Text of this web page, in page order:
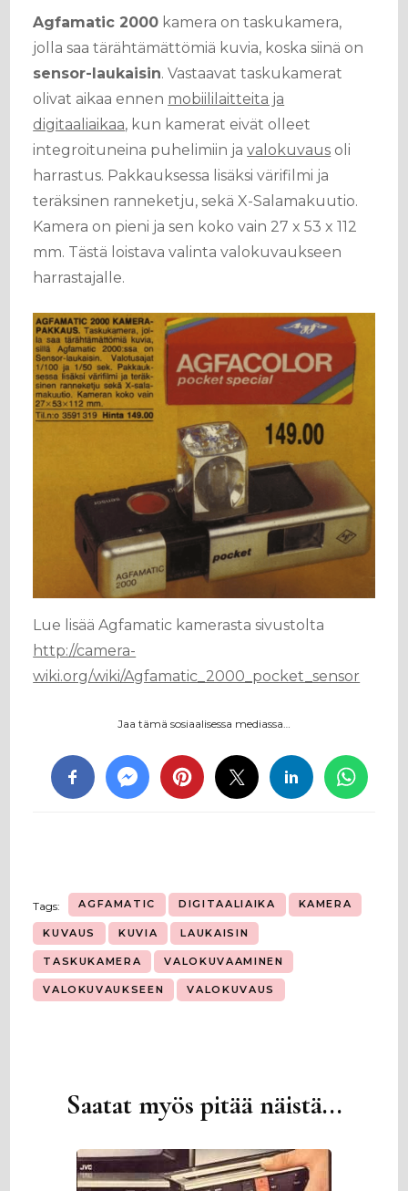
Agfamatic 2000 kamera on taskukamera,
jolla saa tärähtämättömiä kuvia, koska siinä on
sensor-laukaisin. Vastaavat taskukamerat
olivat aikaa ennen mobiililaitteita ja
digitaaliaikaa, kun kamerat eivät olleet
integroituneina puhelimiin javalokuvaus oli
harrastus. Pakkauksessa lisäksi värifilmi ja
teräksinen ranneketju, sekä X-Salamakuutio.
Kamera on pieni ja sen koko vain 27 x 53 x 112
mm. Tästä loistava valinta valokuvaukseen
harrastajalle.
Lue lisää Agfamatic kamerasta sivustolta
http://camera-
wiki.org/wiki/Agfamatic_2000_pocket_sensor
Jaa tämä sosiaalisessa mediassa…
Tags: AGFAMATIC DIGITAALIAIKA KAMERA
KUVAUS KUVIA LAUKAISIN
TASKUKAMERA VALOKUVAAMINEN
VALOKUVAUKSEEN VALOKUVAUS
Artikkelien
Saatat myös pitää näistä...